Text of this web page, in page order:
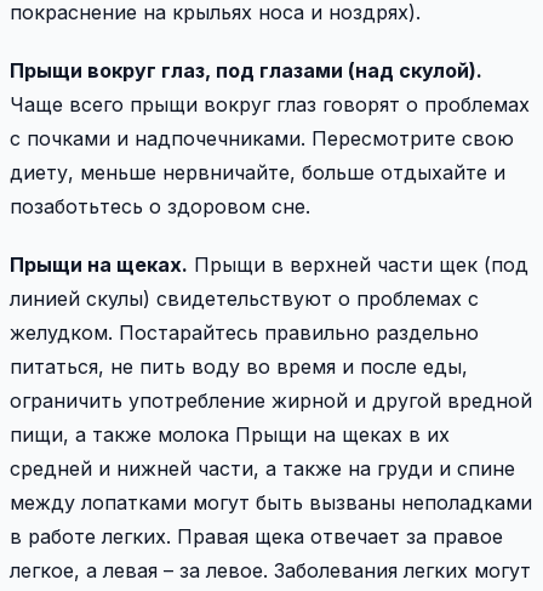
покраснение на крыльях носа и ноздрях).
Прыщи вокруг глаз, под глазами (над скулой).
Чаще всего прыщи вокруг глаз говорят о проблемах
с почками и надпочечниками. Пересмотрите свою
диету, меньше нервничайте, больше отдыхайте и
позаботьтесь о здоровом сне.
Прыщи на щеках. Прыщи в верхней части щек (под
линией скулы) свидетельствуют о проблемах с
желудком. Постарайтесь правильно раздельно
питаться, не пить воду во время и после еды,
ограничить употребление жирной и другой вредной
пищи, а также молока Прыщи на щеках в их
средней и нижней части, а также на груди и спине
между лопатками могут быть вызваны неполадками
в работе легких. Правая щека отвечает за правое
легкое, а левая – за левое. Заболевания легких могут